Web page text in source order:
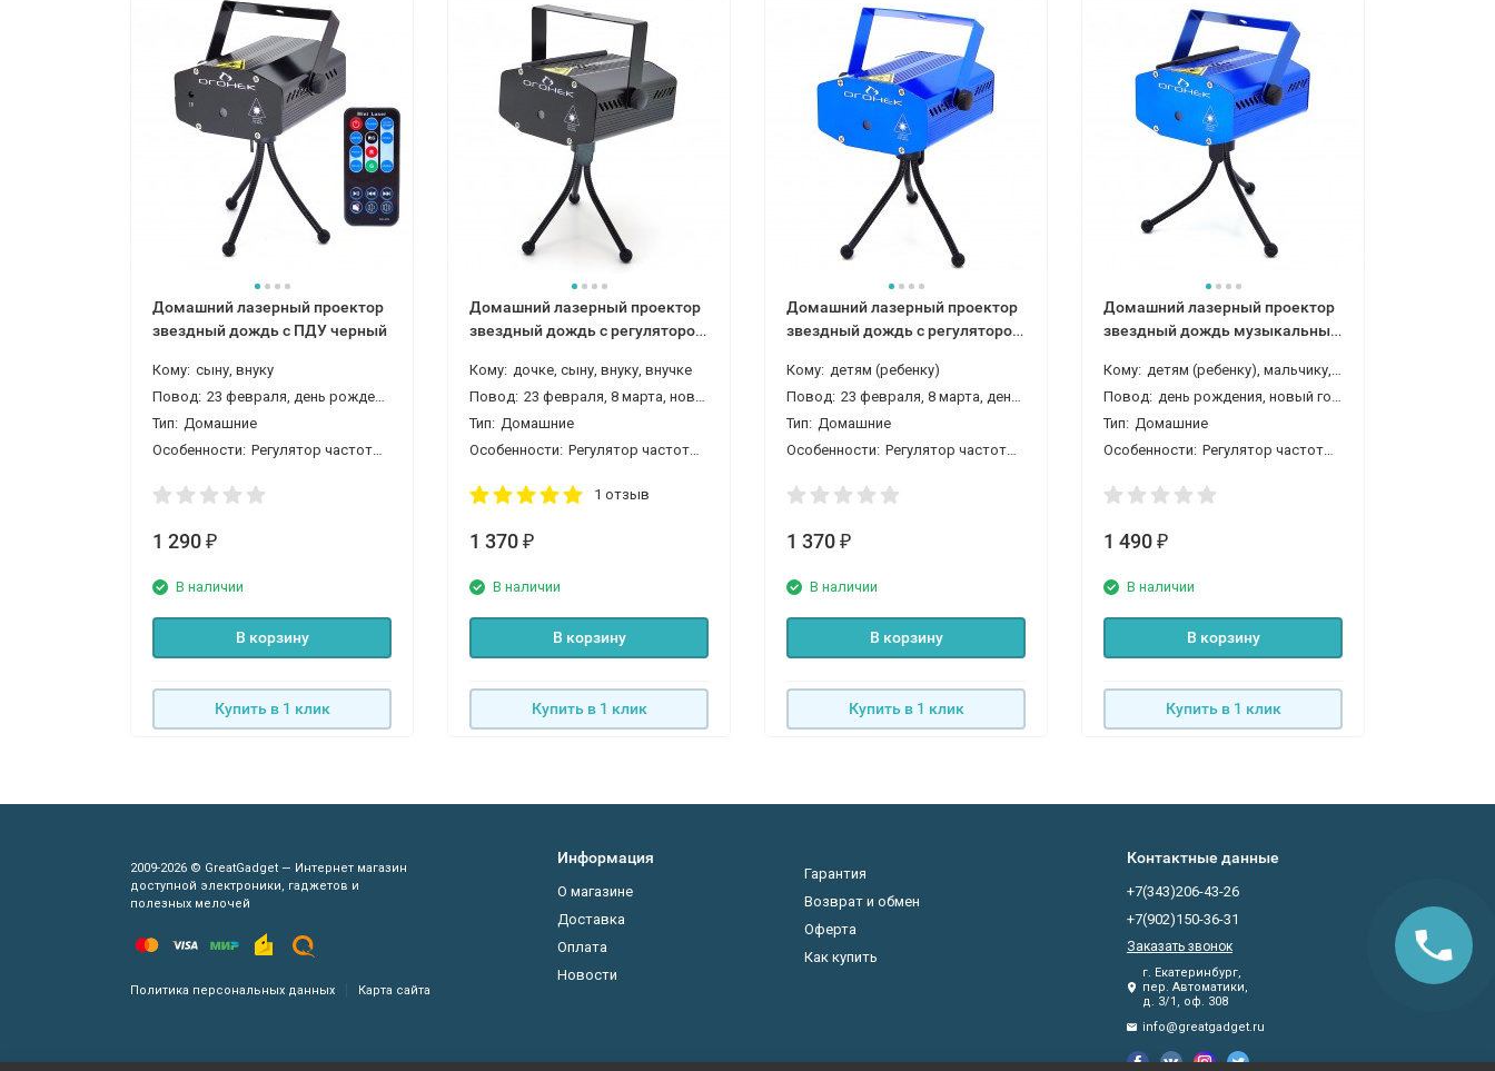
Домашний лазерный проектор
звездный дождь с ПДУ черный
Кому: сыну, внуку
Повод: 23 февраля, день рождения, новый год, 1 сентября (день знаний)
Тип: Домашние
Особенности: Регулятор частоты вспышек и вращения мотора, С пультом
1 290 ₽
В наличии
В корзину
Купить в 1 клик
Домашний лазерный проектор
звездный дождь с регулятором
Кому: дочке, сыну, внуку, внучке
Повод: 23 февраля, 8 марта, новый год
Тип: Домашние
Особенности: Регулятор частоты вспышек и вращения мотора
1 отзыв
1 370 ₽
В наличии
В корзину
Купить в 1 клик
Домашний лазерный проектор
звездный дождь с регулятором
Кому: детям (ребенку)
Повод: 23 февраля, 8 марта, день рождения, новый год
Тип: Домашние
Особенности: Регулятор частоты вспышек и вращения мотора
1 370 ₽
В наличии
В корзину
Купить в 1 клик
Домашний лазерный проектор
звездный дождь музыкальный
Кому: детям (ребенку), мальчику, девочке
Повод: день рождения, новый год, 1 сентября (день знаний)
Тип: Домашние
Особенности: Регулятор частоты вспышек и вращения мотора, Музыкальные
1 490 ₽
В наличии
В корзину
Купить в 1 клик
2009-2026 © GreatGadget — Интернет магазин
доступной электроники, гаджетов и
полезных мелочей
Политика персональных данных Карта сайта
Информация
О магазине
Доставка
Оплата
Новости
Гарантия
Возврат и обмен
Оферта
Как купить
Контактные данные
+7(343)206-43-26
+7(902)150-36-31
Заказать звонок
г. Екатеринбург,
пер. Автоматики,
д. 3/1, оф. 308
info@greatgadget.ru